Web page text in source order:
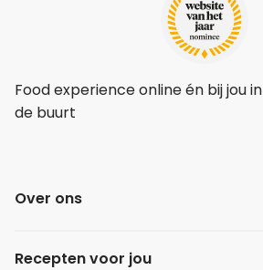
Food experience online én bij jou in
de buurt
Over ons
Recepten voor jou